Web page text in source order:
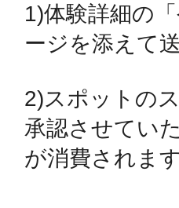
1)体験詳細の
ージを添えて
2)スポットの
承認させてい
が消費されます